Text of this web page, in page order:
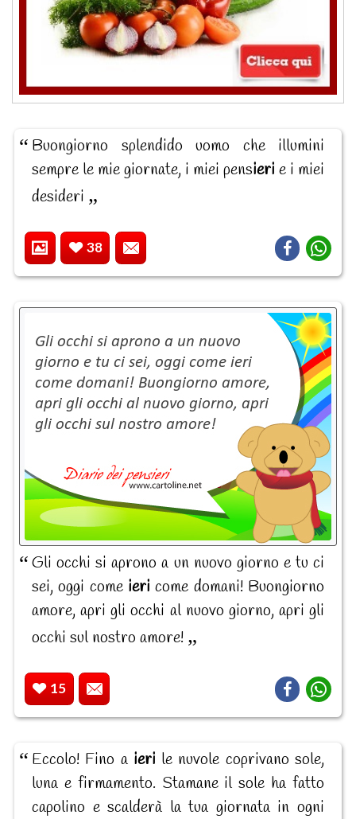
Buongiorno splendido uomo che illumini
sempre le mie giornate, i miei pensieri e i miei
desideri
38
Gli occhi si aprono a un nuovo giorno e tu ci
sei, oggi come ieri come domani! Buongiorno
amore, apri gli occhi al nuovo giorno, apri gli
occhi sul nostro amore!
15
Eccolo! Fino a ieri le nuvole coprivano sole,
luna e firmamento. Stamane il sole ha fatto
capolino e scalderà la tua giornata in ogni